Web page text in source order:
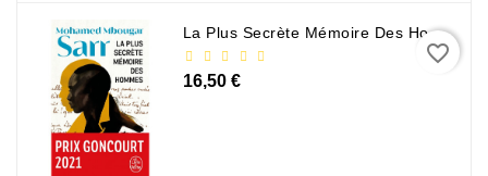
La Plus Secrète Mémoire Des Hommes - Mohamed Mbougar Sarr
16,50 €
favorite_border